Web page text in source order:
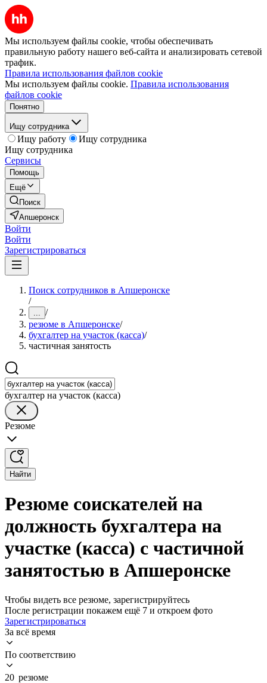
Мы используем файлы cookie, чтобы обеспечивать
правильную работу нашего веб-сайта и анализировать сетевой
трафик.
Правила использования файлов cookie
Мы используем файлы cookie. Правила использования
файлов cookie
Понятно
Ищу сотрудника
Ищу работу
Ищу сотрудника
Ищу сотрудника
Сервисы
Помощь
Ещё
Поиск
Апшеронск
Войти
Войти
Зарегистрироваться
Поиск сотрудников в Апшеронске
/
... /
резюме в Апшеронске/
бухгалтер на участок (касса)/
частичная занятость
бухгалтер на участок (касса)
Резюме
Найти
Резюме соискателей на
должность бухгалтера на
участке (касса) с частичной
занятостью в Апшеронске
Чтобы видеть все резюме, зарегистрируйтесь
После регистрации покажем ещё 7 и откроем фото
Зарегистрироваться
За всё время
По соответствию
20 резюме